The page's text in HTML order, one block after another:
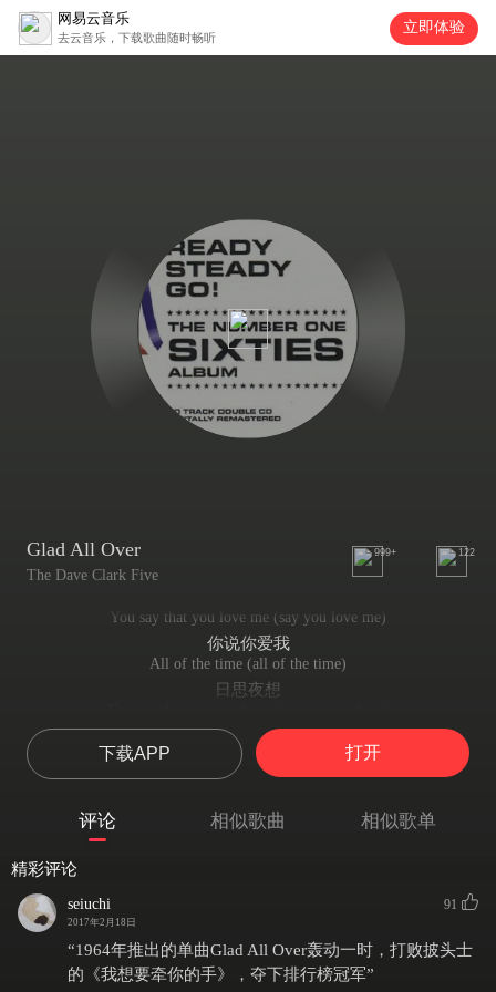
网易云音乐
去云音乐，下载歌曲随时畅听
立即体验
Glad All Over
The Dave Clark Five
999+ 122
You say that you love me (say you love me)
你说你爱我
All of the time (all of the time)
日思夜想
你说你离不开我
You'll always be mine (always be mine)
你永远属于我
开心
So glad you're mine
很高兴你属于我
下载APP 打开
评论 相似歌曲 相似歌单
精彩评论
seiuchi
2017年2月18日
91
“1964年推出的单曲Glad All Over轰动一时，打败披头士
的《我想要牵你的手》，夺下排行榜冠军”